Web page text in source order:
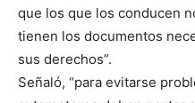
que los que los conducen
tienen los documentos
sus derechos”.
Señaló, “para evitarse